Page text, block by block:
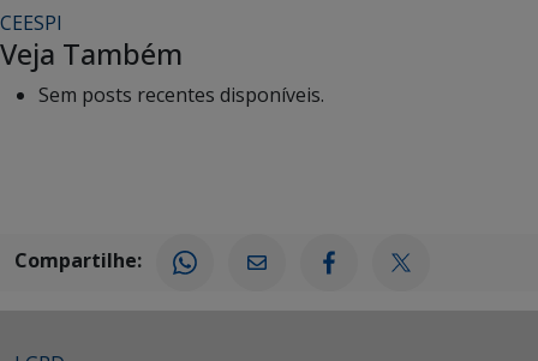
CEESPI
Veja Também
Sem posts recentes disponíveis.
Compartilhe: